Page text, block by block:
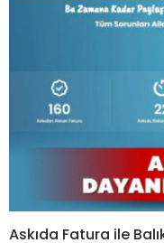
Askıda Fatura ile